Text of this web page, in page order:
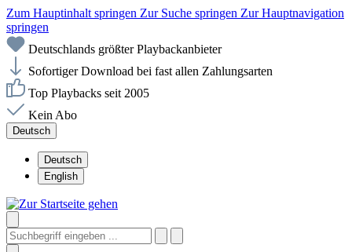
Zum Hauptinhalt springen Zur Suche springen Zur Hauptnavigation
springen
Deutschlands größter Playbackanbieter
Sofortiger Download bei fast allen Zahlungsarten
Top Playbacks seit 2005
Kein Abo
Deutsch
Deutsch
English